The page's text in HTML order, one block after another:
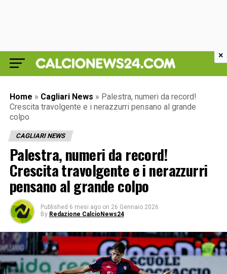
Home » Cagliari News » Palestra, numeri da record!
Crescita travolgente e i nerazzurri pensano al grande
colpo
CAGLIARI NEWS
Palestra, numeri da record!
Crescita travolgente e i nerazzurri
pensano al grande colpo
Published 6 mesi ago on 26 Gennaio 2026
By Redazione CalcioNews24
×